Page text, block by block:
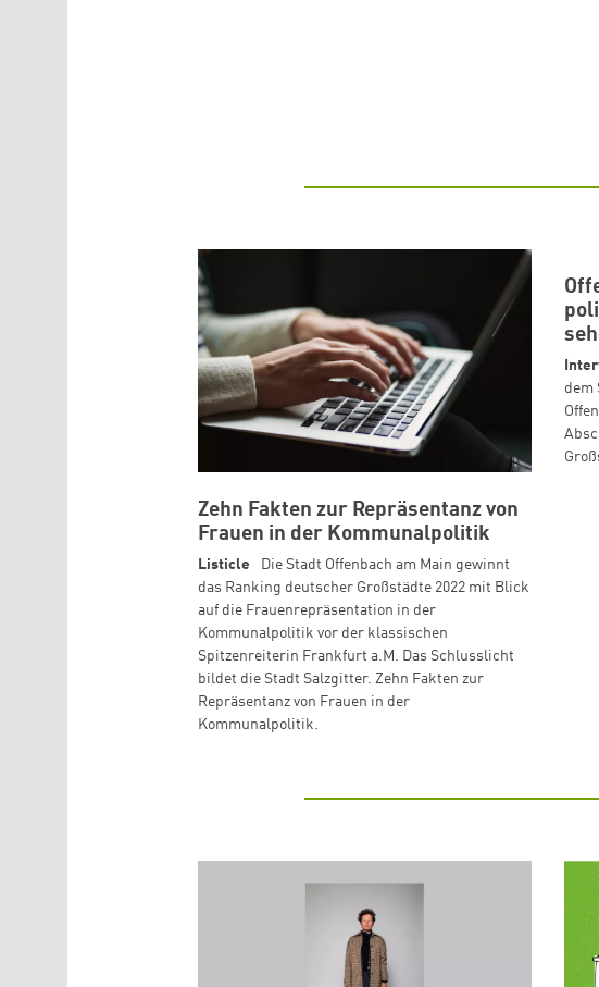
Zehn Fakten zur Repräsentanz von
Frauen in der Kommunalpolitik
Listicle
Die Stadt Offenbach am Main gewinnt
das Ranking deutscher Großstädte 2022 mit Blick
auf die Frauenrepräsentation in der
Kommunalpolitik vor der klassischen
Spitzenreiterin Frankfurt a.M. Das Schlusslicht
bildet die Stadt Salzgitter. Zehn Fakten zur
Repräsentanz von Frauen in der
Kommunalpolitik.
dem